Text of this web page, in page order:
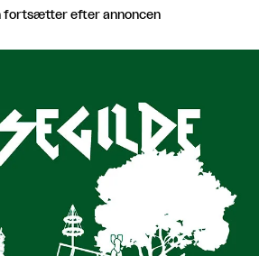
fortsætter efter annoncen